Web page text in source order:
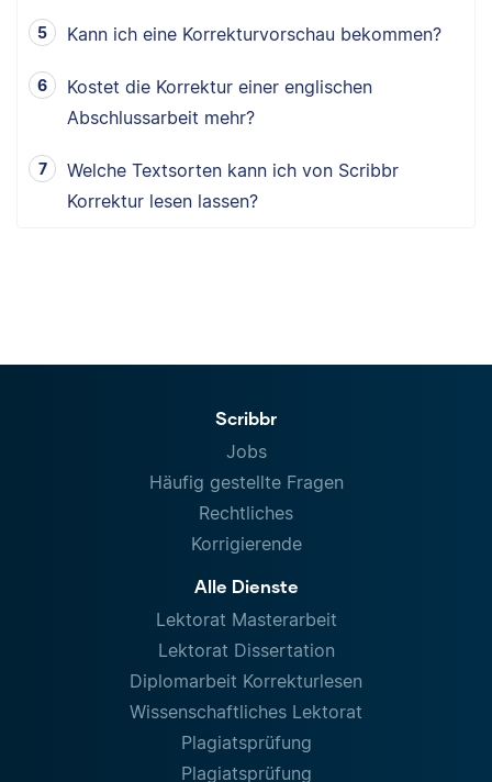
Kann ich eine Korrekturvorschau bekommen?
Kostet die Korrektur einer englischen
Abschlussarbeit mehr?
Welche Textsorten kann ich von Scribbr
Korrektur lesen lassen?
Scribbr
Jobs
Häufig gestellte Fragen
Rechtliches
Korrigierende
Alle Dienste
Lektorat Masterarbeit
Lektorat Dissertation
Diplomarbeit Korrekturlesen
Wissenschaftliches Lektorat
Plagiatsprüfung
Plagiatsprüfung